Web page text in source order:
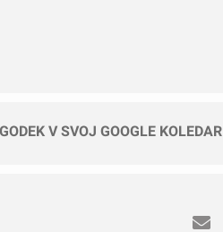
V SVOJ GOOGLE KOLEDAR